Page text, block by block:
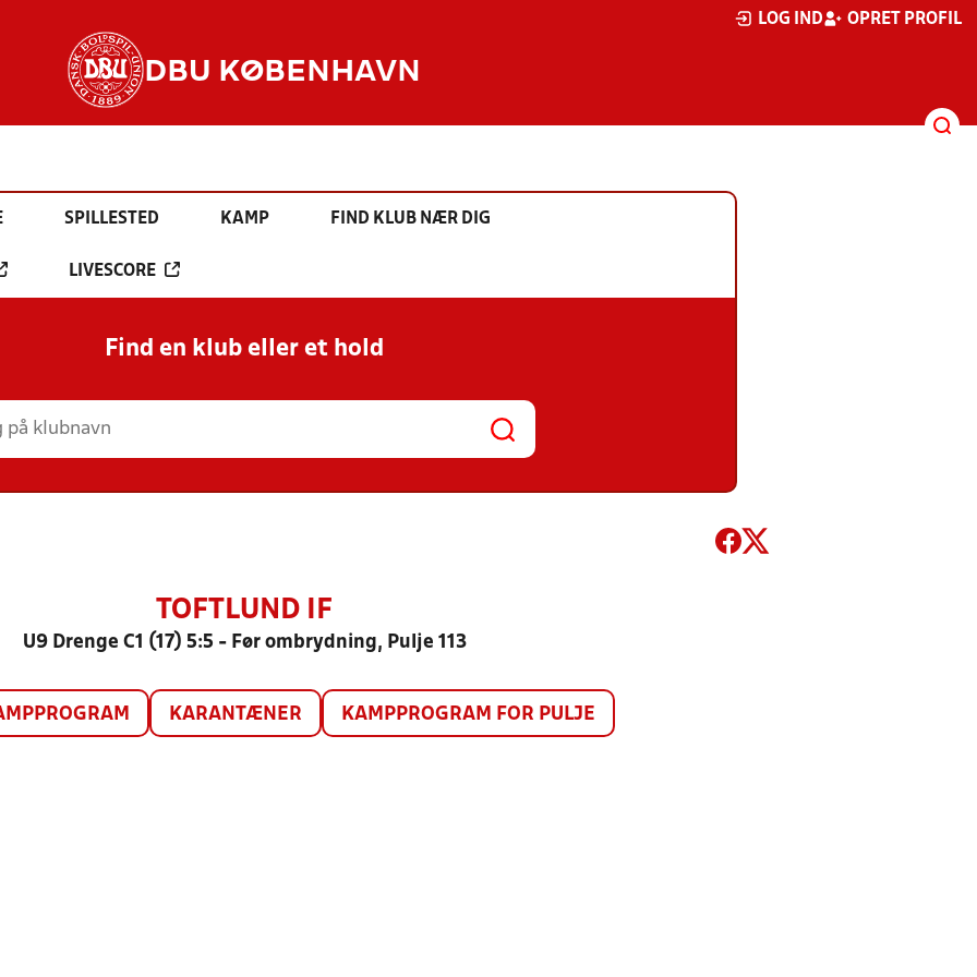
LOG IND OPRET PROFIL
DBU KØBENHAVN
SPILLESTED KAMP FIND KLUB NÆR DIG
LIVESCORE
Find en klub eller et hold
TOFTLUND IF
U9 Drenge C1 (17) 5:5 - Før ombrydning, Pulje 113
KARANTÆNER KAMPPROGRAM FOR PULJE